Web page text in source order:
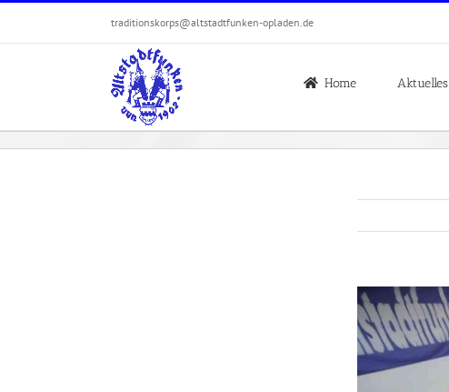
traditionskorps@altstadtfunken-opladen.de
Home Aktuelles
Zeige
grösseres
Bild